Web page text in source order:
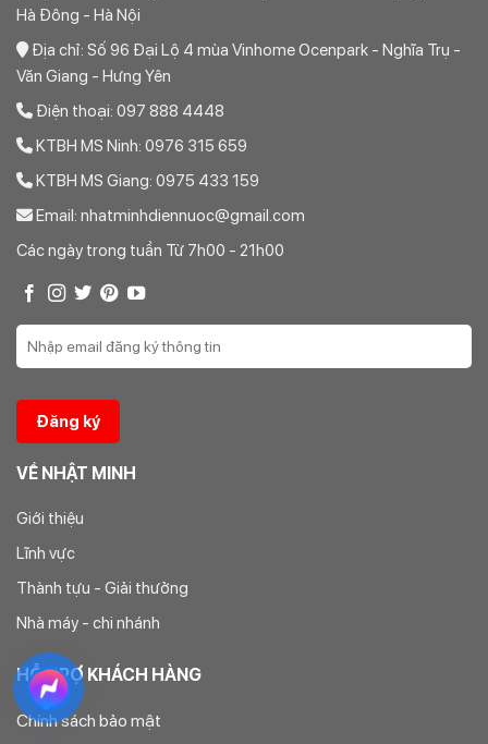
Hà Đông - Hà Nội
Địa chỉ: Số 96 Đại Lộ 4 mùa Vinhome Ocenpark - Nghĩa Trụ -
Văn Giang - Hưng Yên
Điện thoại: 097 888 4448
KTBH MS Ninh: 0976 315 659
KTBH MS Giang: 0975 433 159
Email: nhatminhdiennuoc@gmail.com
Các ngày trong tuần Từ 7h00 - 21h00
VỀ NHẬT MINH
Giới thiệu
Lĩnh vực
Thành tựu - Giải thưởng
Nhà máy - chi nhánh
HỖ TRỢ KHÁCH HÀNG
Chính sách bảo mật